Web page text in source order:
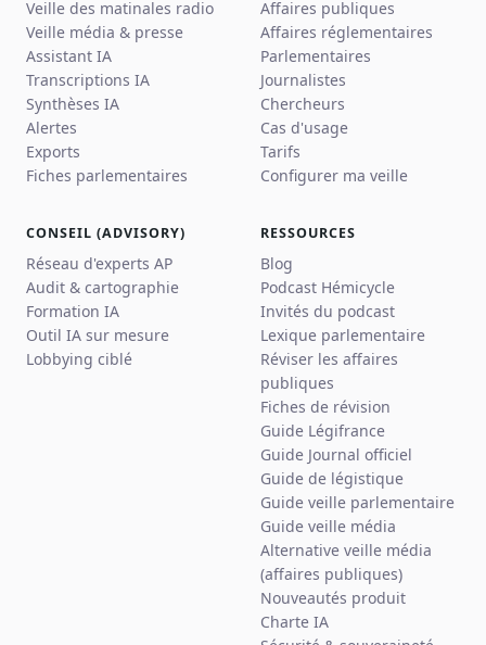
Veille des matinales radio
Veille média & presse
Assistant IA
Transcriptions IA
Synthèses IA
Alertes
Exports
Fiches parlementaires
Affaires publiques
Affaires réglementaires
Parlementaires
Journalistes
Chercheurs
Cas d'usage
Tarifs
Configurer ma veille
CONSEIL (ADVISORY)
Réseau d'experts AP
Audit & cartographie
Formation IA
Outil IA sur mesure
Lobbying ciblé
RESSOURCES
Blog
Podcast Hémicycle
Invités du podcast
Lexique parlementaire
Réviser les affaires
publiques
Fiches de révision
Guide Légifrance
Guide Journal officiel
Guide de légistique
Guide veille parlementaire
Guide veille média
Alternative veille média
(affaires publiques)
Nouveautés produit
Charte IA